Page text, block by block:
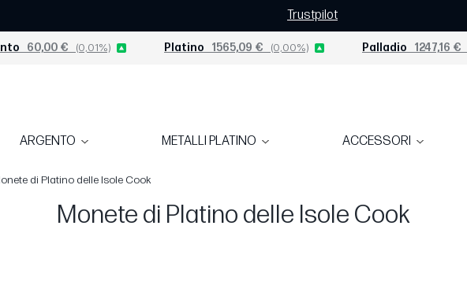
Trustpilot
60,00 € (0,01%) Platino 1565,09 € (0,00%) Palladio 1247,16 €
ARGENTO METALLI PLATINO ACCESSORI
di Platino delle Isole Cook
Monete di Platino delle Isole Cook